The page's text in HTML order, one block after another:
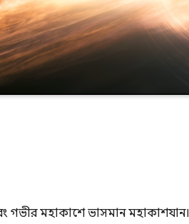
গভীর মহাকাশে ভাসমান মহাকাশযান।